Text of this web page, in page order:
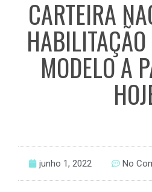
CARTEIRA
MODELO A
junho 1, 2022 No